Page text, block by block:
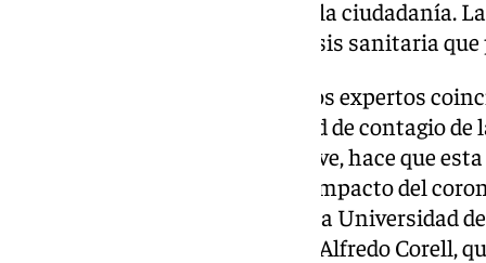
despertado cierta alarma entre la ciudadanía.
pandémicos y el origen de la crisis sanitaria
En esta ocasión, sin embargo, los expertos
preocupados”. La baja capacidad de contagio
padecen los infectados en la nave, hace que
mínimamente comparable” al impacto del
catedrático de Inmunología de la Universidad
Molina Pineda de las Infanta, y Alfredo Corell,